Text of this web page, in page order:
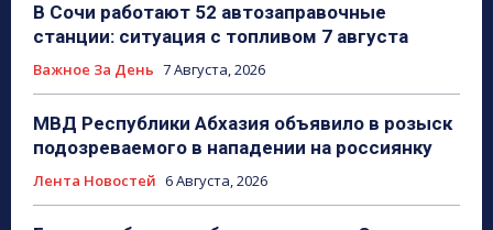
В Сочи работают 52 автозаправочные
станции: ситуация с топливом 7 августа
Важное За День 7 Августа, 2026
МВД Республики Абхазия объявило в розыск
подозреваемого в нападении на россиянку
Лента Новостей 6 Августа, 2026